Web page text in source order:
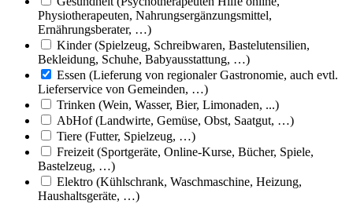
Physiotherapeuten, Nahrungsergänzungsmittel,
Ernährungsberater, …)
Kinder (Spielzeug, Schreibwaren, Bastelutensilien,
Bekleidung, Schuhe, Babyausstattung, …)
Essen (Lieferung von regionaler Gastronomie, auch evtl.
Lieferservice von Gemeinden, …)
Trinken (Wein, Wasser, Bier, Limonaden, ...)
AbHof (Landwirte, Gemüse, Obst, Saatgut, …)
Tiere (Futter, Spielzeug, …)
Freizeit (Sportgeräte, Online-Kurse, Bücher, Spiele,
Bastelzeug, …)
Elektro (Kühlschrank, Waschmaschine, Heizung,
Haushaltsgeräte, …)